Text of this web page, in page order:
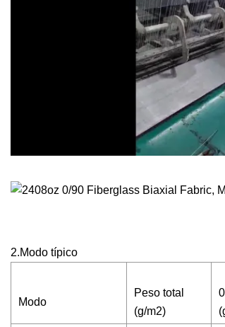
2.Modo típico
Modo
Peso total
(g/m2)